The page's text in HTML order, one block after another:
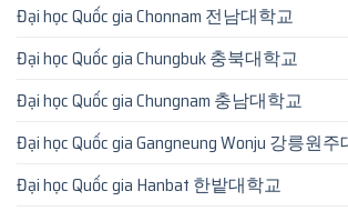
Đại học Quốc gia Chonnam 전남대학교
Đại học Quốc gia Chungbuk 충북대학교
Đại học Quốc gia Chungnam 충남대학교
Đại học Quốc gia Gangneung Wonju 강릉원
Đại học Quốc gia Hanbat 한밭대학교